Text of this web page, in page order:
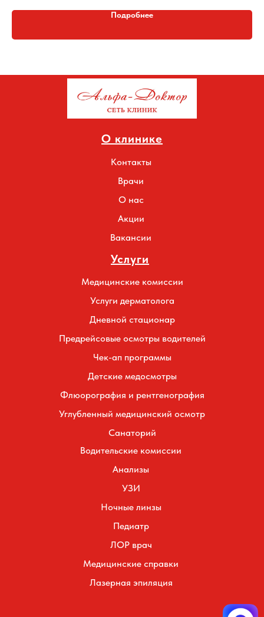
Подробнее
О клинике
Контакты
Врачи
О нас
Акции
Вакансии
Услуги
Медицинские комиссии
Услуги дерматолога
Дневной стационар
Предрейсовые осмотры водителей
Чек-ап программы
Детские медосмотры
Флюорография и рентгенография
Углубленный медицинский осмотр
Санаторий
Водительские комиссии
Анализы
УЗИ
Ночные линзы
Педиатр
ЛОР врач
Медицинские справки
Лазерная эпиляция